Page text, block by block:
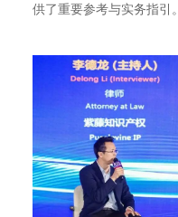
供了重要参考与实务指引。